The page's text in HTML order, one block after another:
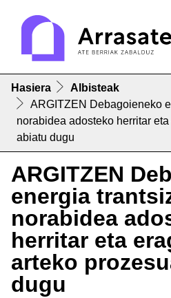
Hasiera
Albisteak
ARGITZEN Debagoieneko
norabidea adosteko herritar
abiatu dugu
ARGITZEN
energia
norabidea
herritar eta
arteko
dugu